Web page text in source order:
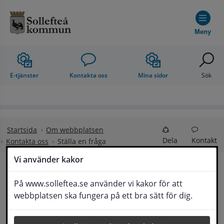
Vi använder kakor
På www.solleftea.se använder vi kakor för att
webbplatsen ska fungera på ett bra sätt för dig.
Meny
E-tjänster Kontakta oss Mina sidor Sök
Startsida
Om webbplatsen
Kontakta oss
Ställa en fråga Dela Kontakt
Ställa en fråga
Om din fråga är omfattande kan det bli aktuellt